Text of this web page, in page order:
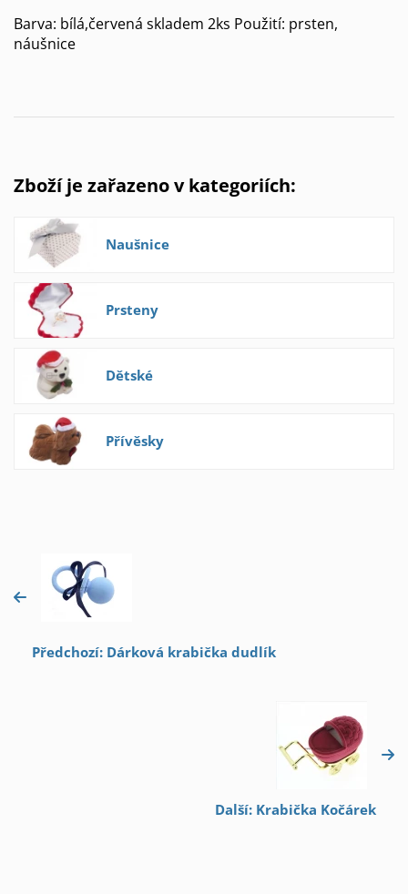
Barva: bílá,červená skladem 2ks Použití: prsten,
náušnice
Zboží je zařazeno v kategoriích:
Naušnice
Prsteny
Dětské
Přívěsky
Předchozí: Dárková krabička dudlík
Další: Krabička Kočárek